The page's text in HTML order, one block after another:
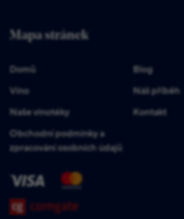
Mapa stránek
Domů
Blog
Víno
Náš příběh
Naše vinotéky
Kontakt
Obchodní podmínky a
zpracování osobních údajů